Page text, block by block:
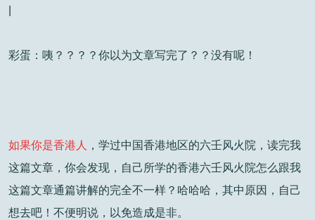
彩蛋：咦？？？？你以为文章写完了？？没有呢！
如果你是香港人
，学过中国香港地区的六壬风火院，读完我
这篇文章，你会发现，自己所学的香港六壬风火院怎么跟我
这篇文章通篇讲解的完全不一样？哈哈哈，其中原因，自己
想去吧！不便明说，以免造成是非。